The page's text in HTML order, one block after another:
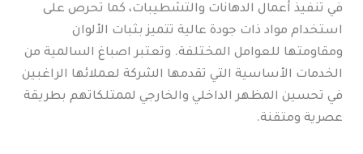
في تنفيذ أعمال الدهانات والتشطيبات، كما تحرص على
استخدام مواد ذات جودة عالية تتميز بثبات الألوان
ومقاومتها للعوامل المختلفة. وتعتبر اصباغ السالمية من
الخدمات الأساسية التي تقدمها الشركة لعملائها الراغبين
في تحسين المظهر الداخلي والخارجي لممتلكاتهم بطريقة
عصرية ومتقنة.